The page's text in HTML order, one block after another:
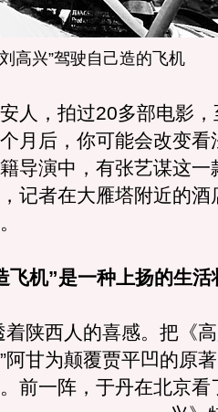
高兴”驾驶自己造的飞机
，拍过20多部电影，
月后，你可能会改变
导演中，有张艺谋这一
记者在大雁塔附近的酒
飞机”是一种上扬的生活
陕西人的喜感。把《高
阿甘为颠覆贾平凹的原
前一阵，于丹在北京看